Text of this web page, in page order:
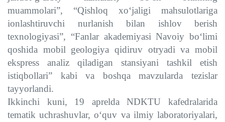
muammolari”, “Qishloq xo‘jaligi mahsulotlariga
ionlashtiruvchi nurlanish bilan ishlov berish
texnologiyasi”, “Fanlar akademiyasi Navoiy bo‘limi
qoshida mobil geologiya qidiruv otryadi va mobil
ekspress analiz qiladigan stansiyani tashkil etish
istiqbollari” kabi va boshqa mavzularda tezislar
tayyorlandi.
Ikkinchi kuni, 19 aprelda NDKTU kafedralarida
tematik uchrashuvlar, o‘quv va ilmiy laboratoriyalari,